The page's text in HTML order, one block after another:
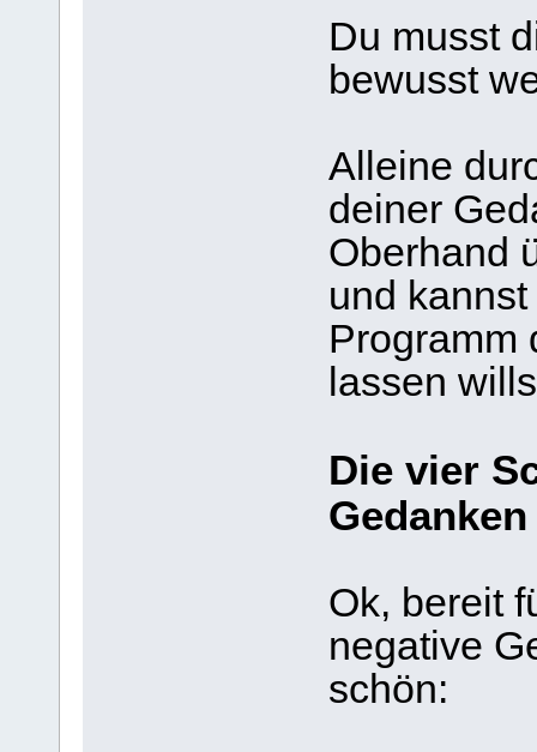
Du musst
bewusst
Alleine
deiner
Oberhand
und
Programm
lassen
Die vier
Ok, bereit
negative
schön: